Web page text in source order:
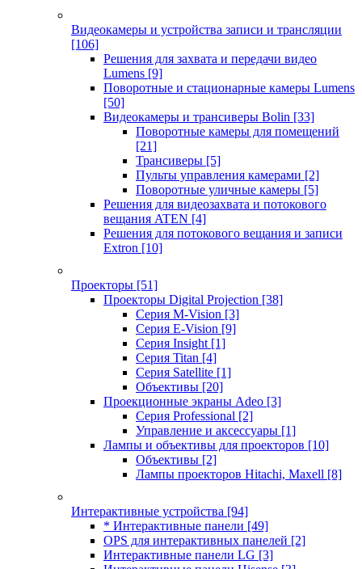
Видеокамеры и устройства записи и трансляции
[106]
Решения для захвата и передачи видео
Lumens [9]
Поворотные и стационарные камеры Lumens
[50]
Видеокамеры и трансиверы Bolin [33]
Поворотные камеры для помещений
[21]
Трансиверы [5]
Пульты управления камерами [2]
Поворотные уличные камеры [5]
Решения для видеозахвата и потокового
вещания ATEN [4]
Решения для потокового вещания и записи
Extron [10]
Проекторы [51]
Проекторы Digital Projection [38]
Серия M-Vision [3]
Серия E-Vision [9]
Серия Insight [1]
Серия Titan [4]
Серия Satellite [1]
Объективы [20]
Проекционные экраны Adeo [3]
Серия Professional [2]
Управление и аксессуары [1]
Лампы и объективы для проекторов [10]
Объективы [2]
Лампы проекторов Hitachi, Maxell [8]
Интерактивные устройства [94]
* Интерактивные панели [49]
OPS для интерактивных панелей [2]
Интерактивные панели LG [3]